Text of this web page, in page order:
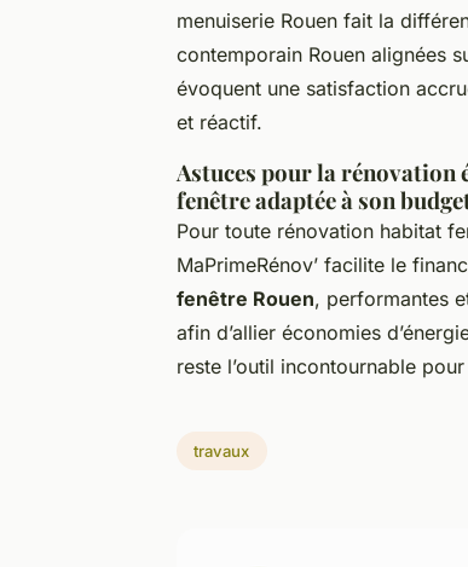
menuiserie Rouen fait la
contemporain Rouen alignées
évoquent une satisfaction
et réactif.
Astuces pour la rénovation
fenêtre adaptée à son
Pour toute rénovation habitat
MaPrimeRénov’ facilite le
fenêtre Rouen, performantes
afin d’allier économies
reste l’outil incontournable
travaux